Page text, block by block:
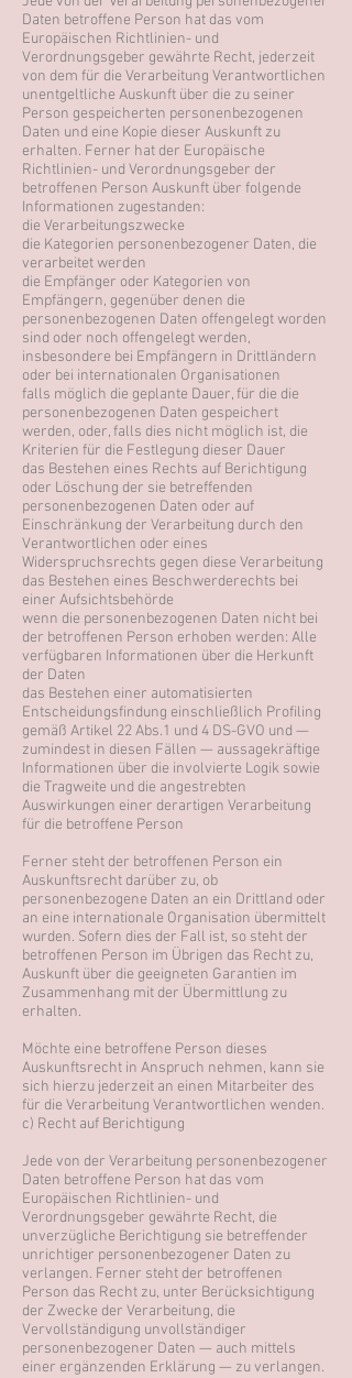
Daten betroffene Person hat das vom
Europäischen Richtlinien- und
Verordnungsgeber gewährte Recht, jederzeit
von dem für die Verarbeitung Verantwortlichen
unentgeltliche Auskunft über die zu seiner
Person gespeicherten personenbezogenen
Daten und eine Kopie dieser Auskunft zu
erhalten. Ferner hat der Europäische
Richtlinien- und Verordnungsgeber der
betroffenen Person Auskunft über folgende
Informationen zugestanden:
die Verarbeitungszwecke
die Kategorien personenbezogener Daten, die
verarbeitet werden
die Empfänger oder Kategorien von
Empfängern, gegenüber denen die
personenbezogenen Daten offengelegt worden
sind oder noch offengelegt werden,
insbesondere bei Empfängern in Drittländern
oder bei internationalen Organisationen
falls möglich die geplante Dauer, für die die
personenbezogenen Daten gespeichert
werden, oder, falls dies nicht möglich ist, die
Kriterien für die Festlegung dieser Dauer
das Bestehen eines Rechts auf Berichtigung
oder Löschung der sie betreffenden
personenbezogenen Daten oder auf
Einschränkung der Verarbeitung durch den
Verantwortlichen oder eines
Widerspruchsrechts gegen diese Verarbeitung
das Bestehen eines Beschwerderechts bei
einer Aufsichtsbehörde
wenn die personenbezogenen Daten nicht bei
der betroffenen Person erhoben werden: Alle
verfügbaren Informationen über die Herkunft
der Daten
das Bestehen einer automatisierten
Entscheidungsfindung einschließlich Profiling
gemäß Artikel 22 Abs.1 und 4 DS-GVO und —
zumindest in diesen Fällen — aussagekräftige
Informationen über die involvierte Logik sowie
die Tragweite und die angestrebten
Auswirkungen einer derartigen Verarbeitung
für die betroffene Person
Ferner steht der betroffenen Person ein
Auskunftsrecht darüber zu, ob
personenbezogene Daten an ein Drittland oder
an eine internationale Organisation übermittelt
wurden. Sofern dies der Fall ist, so steht der
betroffenen Person im Übrigen das Recht zu,
Auskunft über die geeigneten Garantien im
Zusammenhang mit der Übermittlung zu
erhalten.
Möchte eine betroffene Person dieses
Auskunftsrecht in Anspruch nehmen, kann sie
sich hierzu jederzeit an einen Mitarbeiter des
für die Verarbeitung Verantwortlichen wenden.
c) Recht auf Berichtigung
Jede von der Verarbeitung personenbezogener
Daten betroffene Person hat das vom
Europäischen Richtlinien- und
Verordnungsgeber gewährte Recht, die
unverzügliche Berichtigung sie betreffender
unrichtiger personenbezogener Daten zu
verlangen. Ferner steht der betroffenen
Person das Recht zu, unter Berücksichtigung
der Zwecke der Verarbeitung, die
Vervollständigung unvollständiger
personenbezogener Daten — auch mittels
einer ergänzenden Erklärung — zu verlangen.